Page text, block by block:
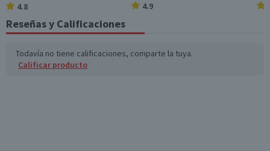
4.8 4.9
Reseñas y Calificaciones
Todavía no tiene calificaciones, comparte la tuya.
Calificar producto